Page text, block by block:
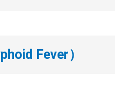
Fever）